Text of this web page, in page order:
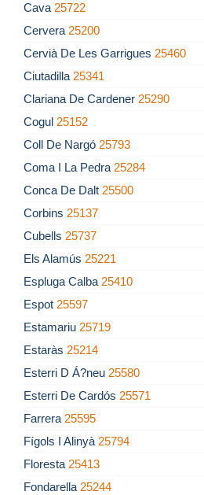
Cava 25722
Cervera 25200
Cervià De Les Garrigues 25460
Ciutadilla 25341
Clariana De Cardener 25290
Cogul 25152
Coll De Nargó 25793
Coma I La Pedra 25284
Conca De Dalt 25500
Corbins 25137
Cubells 25737
Els Alamús 25221
Espluga Calba 25410
Espot 25597
Estamariu 25719
Estaràs 25214
Esterri D Á?neu 25580
Esterri De Cardós 25571
Farrera 25595
Fígols I Alinyà 25794
Floresta 25413
Fondarella 25244